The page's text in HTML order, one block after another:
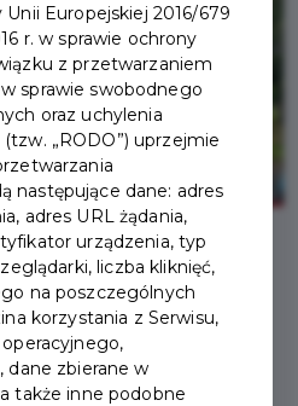
Europejskiej 2016/679
r. w sprawie ochrony
z przetwarzaniem
sprawie swobodnego
oraz uchylenia
„RODO”) uprzejmie
następujące dane: adres
adres URL żądania,
urządzenia, typ
liczba kliknięć,
na poszczególnych
korzystania z Serwisu,
dane zbierane w
także inne podobne